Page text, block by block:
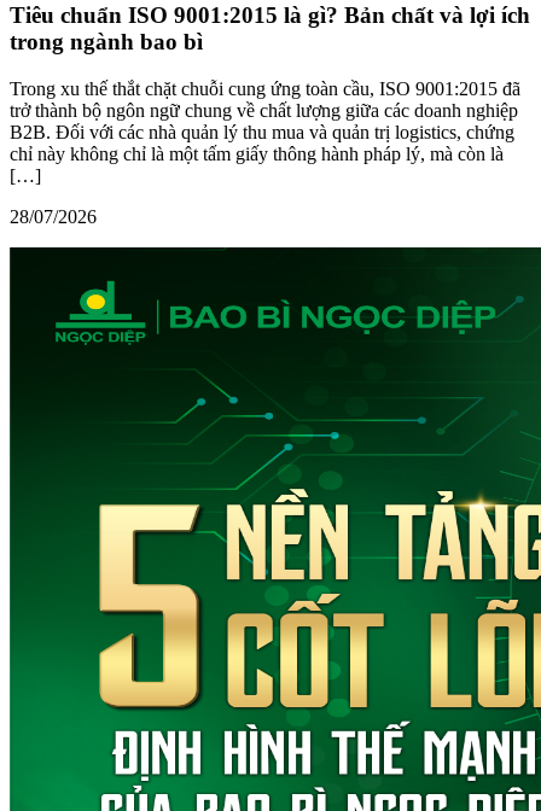
Tiêu chuẩn ISO 9001:2015 là gì? Bản chất và lợi ích
trong ngành bao bì
Trong xu thế thắt chặt chuỗi cung ứng toàn cầu, ISO 9001:2015 đã
trở thành bộ ngôn ngữ chung về chất lượng giữa các doanh nghiệp
B2B. Đối với các nhà quản lý thu mua và quản trị logistics, chứng
chỉ này không chỉ là một tấm giấy thông hành pháp lý, mà còn là
[…]
28/07/2026